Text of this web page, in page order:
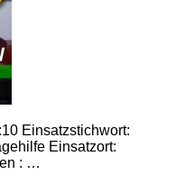
Einsatzstichwort:
Einsatzort:
: …